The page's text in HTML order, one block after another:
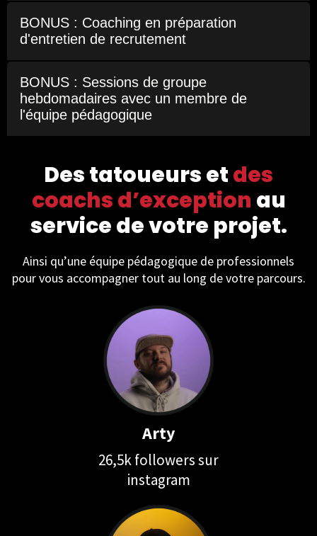
BONUS : Coaching en préparation
d'entretien de recrutement
BONUS : Sessions de groupe
hebdomadaires avec un membre de
l'équipe pédagogique
Des tatoueurs etdes
coachs d’exception au
service de votre projet.
Ainsi qu’une équipe pédagogique de professionnels
pour vous accompagner tout au long de votre parcours.
Arty
26,5k followers sur
instagram